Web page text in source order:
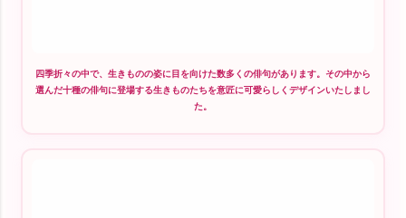
四季折々の中で、生きものの姿に目を向けた数多くの俳句があります。その中から
選んだ十種の俳句に登場する生きものたちを意匠に可愛らしくデザインいたしまし
た。